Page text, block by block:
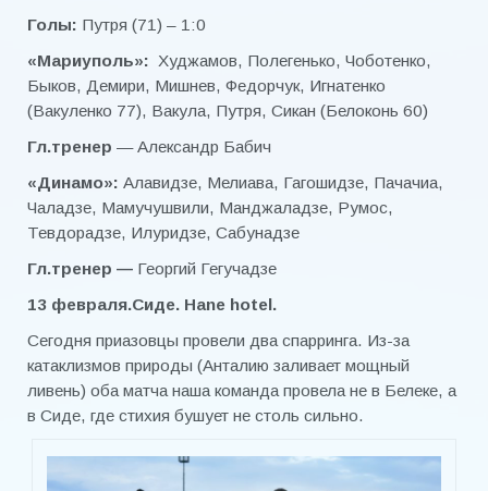
Голы: Путря (71) – 1:0
«Мариуполь»: Худжамов, Полегенько, Чоботенко,
Быков, Демири, Мишнев, Федорчук, Игнатенко
(Вакуленко 77), Вакула, Путря, Сикан (Белоконь 60)
Гл.тренер — Александр Бабич
«Динамо»: Алавидзе, Мелиава, Гагошидзе, Пачачиа,
Чаладзе, Мамучушвили, Манджаладзе, Румос,
Тевдорадзе, Илуридзе, Сабунадзе
Гл.тренер — Георгий Гегучадзе
13 февраля.Сиде. Hane hotel.
Сегодня приазовцы провели два спарринга. Из-за
катаклизмов природы (Анталию заливает мощный
ливень) оба матча наша команда провела не в Белеке, а
в Сиде, где стихия бушует не столь сильно.